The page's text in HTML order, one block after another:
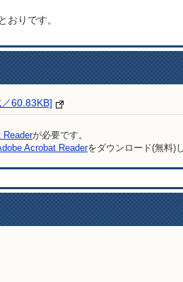
おりです。
60.83KB]
Readerが必要です。
Acrobat Readerをダウンロード(無料)